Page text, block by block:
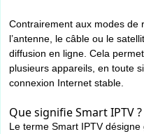
Contrairement aux modes de
l’antenne, le câble ou le
diffusion en ligne. Cela
plusieurs appareils, en toute
connexion Internet stable.
Que signifie Smart IPTV ?
Le terme Smart IPTV